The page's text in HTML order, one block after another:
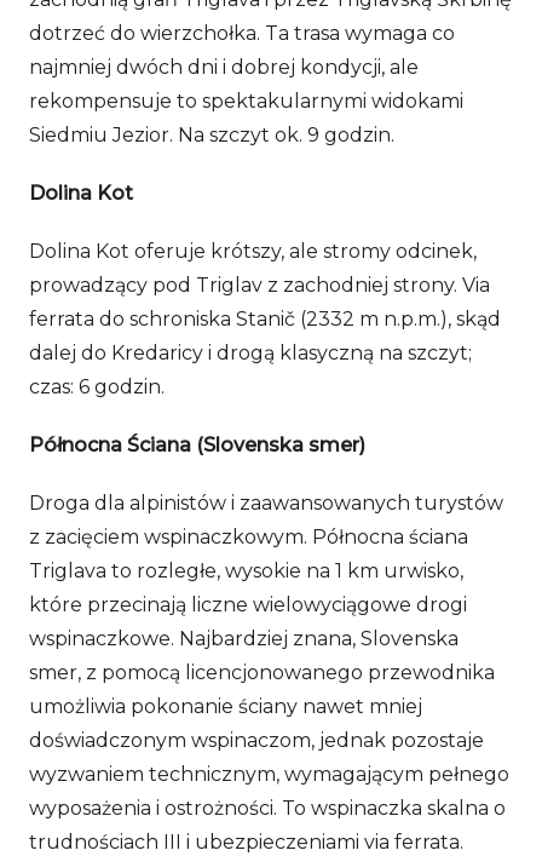
dotrzeć do wierzchołka. Ta trasa wymaga co
najmniej dwóch dni i dobrej kondycji, ale
rekompensuje to spektakularnymi widokami
Siedmiu Jezior. Na szczyt ok. 9 godzin.
Dolina Kot
Dolina Kot oferuje krótszy, ale stromy odcinek,
prowadzący pod Triglav z zachodniej strony. Via
ferrata do schroniska Stanič (2332 m n.p.m.), skąd
dalej do Kredaricy i drogą klasyczną na szczyt;
czas: 6 godzin.
Północna Ściana (Slovenska smer)
Droga dla alpinistów i zaawansowanych turystów
z zacięciem wspinaczkowym. Północna ściana
Triglava to rozległe, wysokie na 1 km urwisko,
które przecinają liczne wielowyciągowe drogi
wspinaczkowe. Najbardziej znana, Slovenska
smer, z pomocą licencjonowanego przewodnika
umożliwia pokonanie ściany nawet mniej
doświadczonym wspinaczom, jednak pozostaje
wyzwaniem technicznym, wymagającym pełnego
wyposażenia i ostrożności. To wspinaczka skalna o
trudnościach III i ubezpieczeniami via ferrata.